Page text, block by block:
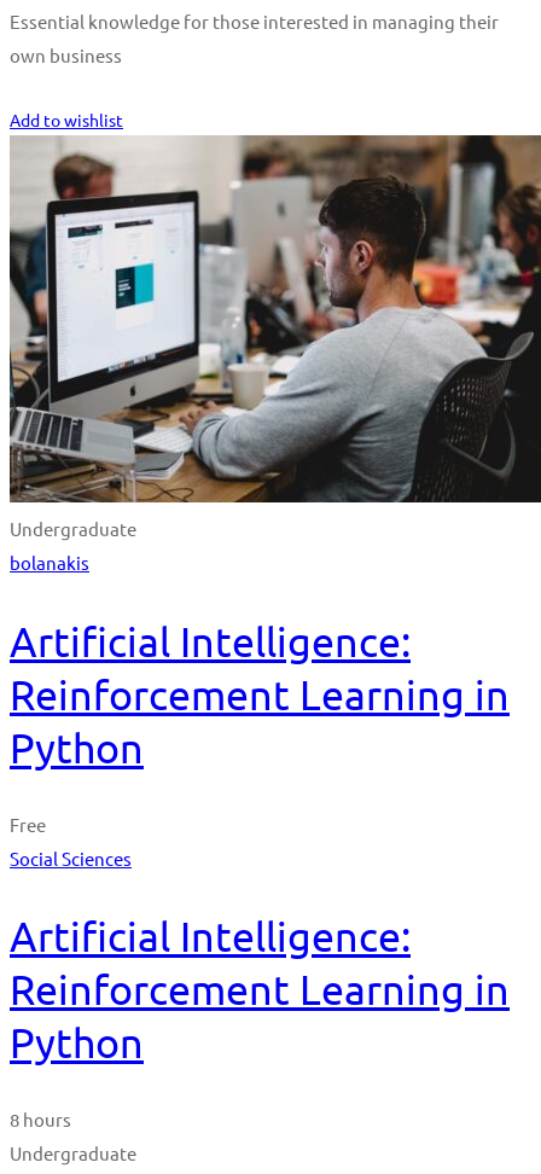
Essential knowledge for those interested in managing their
own business
Add to wishlist
Undergraduate
bolanakis
Artificial Intelligence:
Reinforcement Learning in
Python
Free
Social Sciences
Artificial Intelligence:
Reinforcement Learning in
Python
8 hours
Undergraduate